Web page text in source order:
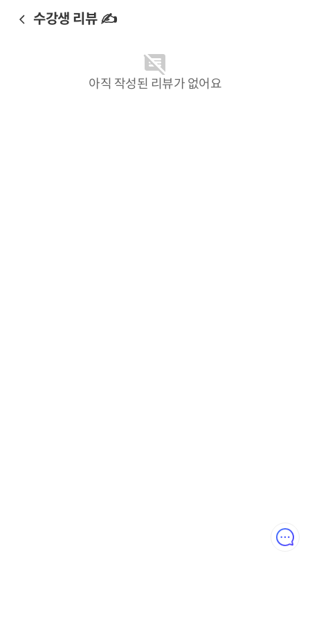
수강생 리뷰 ✍️
아직 작성된 리뷰가 없어요